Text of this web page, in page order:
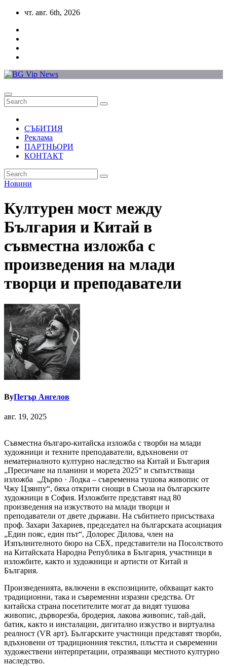
Skip
content
чт. авг. 6th, 2026
СЪБИТИЯ
Реклама
ПАРТНЬОРИ
КОНТАКТ
Новини
Културен мост между
България и Китай в
съвместна изложба с
произведения на млади
творци и преподаватели
ByПетър Ангелов
авг. 19, 2025
Съвместна българо-китайска изложба с творби на млади
художници и техните преподаватели, вдъхновени от
нематериалното културно наследство на Китай и България
„Пресичане на планини и мopeта 2025“ и съпътстваща
изложба „Дърво · Лодка – съвременна тушова живопис от
Чжу Цзянпу“, бяха открити снощи в Съюза на българските
художници в София. Изложбите представят над 80
произведения на изкуството на млади творци и
преподаватели от двете държави. На събитието присъстваха
проф. Захари Захариев, председател на българската асоциация
„Един пояс, един път“, Долорес Дилова, член на
Изпълнителното бюро на СБХ, представители на Посолството
на Китайската Народна Република в България, участници в
изложбите, както и художници и артисти от Китай и
България.
Произведенията, включени в експозициите, обхващат както
традиционни, така и съвременни изразни средства. От
китайска страна посетителите могат да видят тушова
живопис, дърворезба, бродерия, лакова живопис, тай-дай,
батик, както и инсталации, дигитално изкуство и виртуална
реалност (VR арт). Българските участници представят творби,
вдъхновени от традиционния текстил, плъстта и съвременни
художествени интерпретации, отразяващи местното културно
наследство.